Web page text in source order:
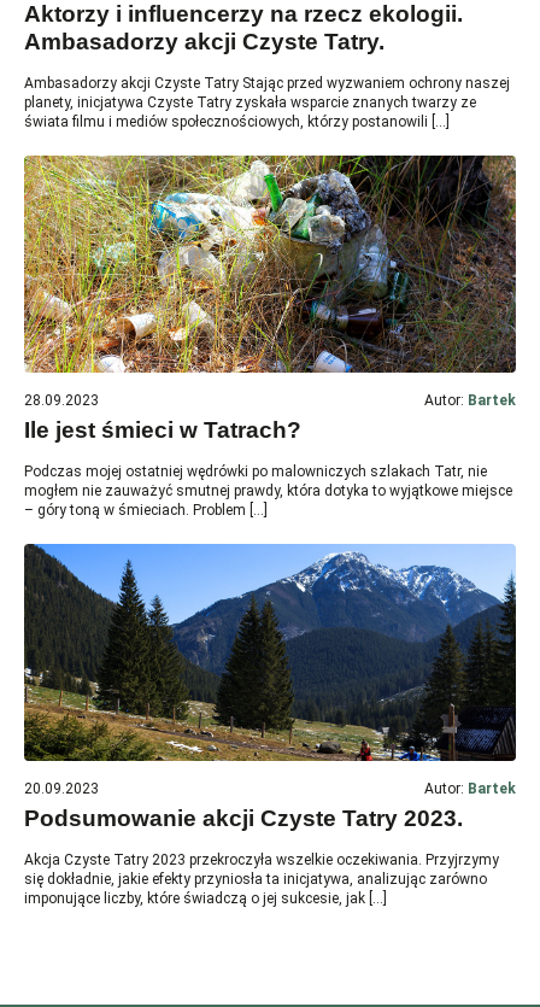
Aktorzy i influencerzy na rzecz ekologii.
Ambasadorzy akcji Czyste Tatry.
Ambasadorzy akcji Czyste Tatry Stając przed wyzwaniem ochrony naszej
planety, inicjatywa Czyste Tatry zyskała wsparcie znanych twarzy ze
świata filmu i mediów społecznościowych, którzy postanowili […]
28.09.2023 Autor: Bartek
Ile jest śmieci w Tatrach?
Podczas mojej ostatniej wędrówki po malowniczych szlakach Tatr, nie
mogłem nie zauważyć smutnej prawdy, która dotyka to wyjątkowe miejsce
– góry toną w śmieciach. Problem […]
20.09.2023 Autor: Bartek
Podsumowanie akcji Czyste Tatry 2023.
Akcja Czyste Tatry 2023 przekroczyła wszelkie oczekiwania. Przyjrzymy
się dokładnie, jakie efekty przyniosła ta inicjatywa, analizując zarówno
imponujące liczby, które świadczą o jej sukcesie, jak […]